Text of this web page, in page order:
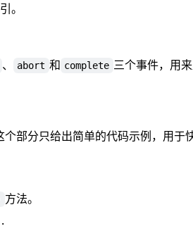
。
、 abort 和 complete 三个事件，用
部分只给出简单的代码示例，用于
方法。